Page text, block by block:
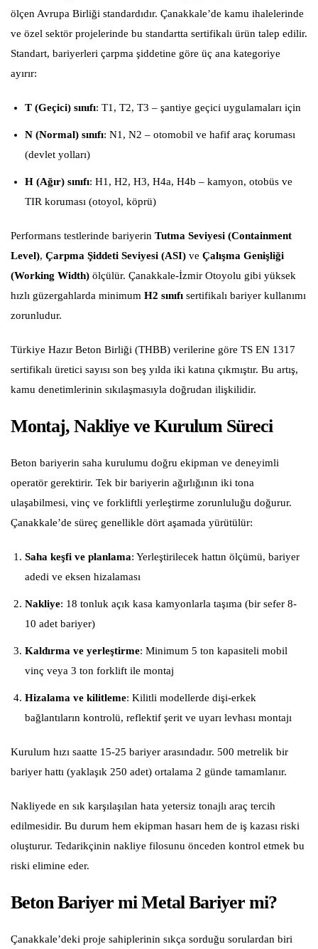
ölçen Avrupa Birliği standardıdır. Çanakkale’de kamu ihalelerinde
ve özel sektör projelerinde bu standartta sertifikalı ürün talep edilir.
Standart, bariyerleri çarpma şiddetine göre üç ana kategoriye
ayırır:
T (Geçici) sınıfı: T1, T2, T3 – şantiye geçici uygulamaları için
N (Normal) sınıfı: N1, N2 – otomobil ve hafif araç koruması
(devlet yolları)
H (Ağır) sınıfı: H1, H2, H3, H4a, H4b – kamyon, otobüs ve
TIR koruması (otoyol, köprü)
Performans testlerinde bariyerin Tutma Seviyesi (Containment
Level), Çarpma Şiddeti Seviyesi (ASI) ve Çalışma Genişliği
(Working Width) ölçülür. Çanakkale-İzmir Otoyolu gibi yüksek
hızlı güzergahlarda minimum H2 sınıfı sertifikalı bariyer kullanımı
zorunludur.
Türkiye Hazır Beton Birliği (THBB) verilerine göre TS EN 1317
sertifikalı üretici sayısı son beş yılda iki katına çıkmıştır. Bu artış,
kamu denetimlerinin sıkılaşmasıyla doğrudan ilişkilidir.
Montaj, Nakliye ve Kurulum Süreci
Beton bariyerin saha kurulumu doğru ekipman ve deneyimli
operatör gerektirir. Tek bir bariyerin ağırlığının iki tona
ulaşabilmesi, vinç ve forkliftli yerleştirme zorunluluğu doğurur.
Çanakkale’de süreç genellikle dört aşamada yürütülür:
Saha keşfi ve planlama: Yerleştirilecek hattın ölçümü, bariyer
adedi ve eksen hizalaması
Nakliye: 18 tonluk açık kasa kamyonlarla taşıma (bir sefer 8-
10 adet bariyer)
Kaldırma ve yerleştirme: Minimum 5 ton kapasiteli mobil
vinç veya 3 ton forklift ile montaj
Hizalama ve kilitleme: Kilitli modellerde dişi-erkek
bağlantıların kontrolü, reflektif şerit ve uyarı levhası montajı
Kurulum hızı saatte 15-25 bariyer arasındadır. 500 metrelik bir
bariyer hattı (yaklaşık 250 adet) ortalama 2 günde tamamlanır.
Nakliyede en sık karşılaşılan hata yetersiz tonajlı araç tercih
edilmesidir. Bu durum hem ekipman hasarı hem de iş kazası riski
oluşturur. Tedarikçinin nakliye filosunu önceden kontrol etmek bu
riski elimine eder.
Beton Bariyer mi Metal Bariyer mi?
Çanakkale’deki proje sahiplerinin sıkça sorduğu sorulardan biri